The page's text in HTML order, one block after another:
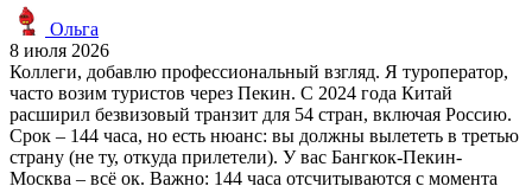
Ольга
8 июля 2026
Коллеги, добавлю профессиональный взгляд. Я туроператор,
часто возим туристов через Пекин. С 2024 года Китай
расширил безвизовый транзит для 54 стран, включая Россию.
Срок – 144 часа, но есть нюанс: вы должны вылететь в третью
страну (не ту, откуда прилетели). У вас Бангкок-Пекин-
Москва – всё ок. Важно: 144 часа отсчитываются с момента